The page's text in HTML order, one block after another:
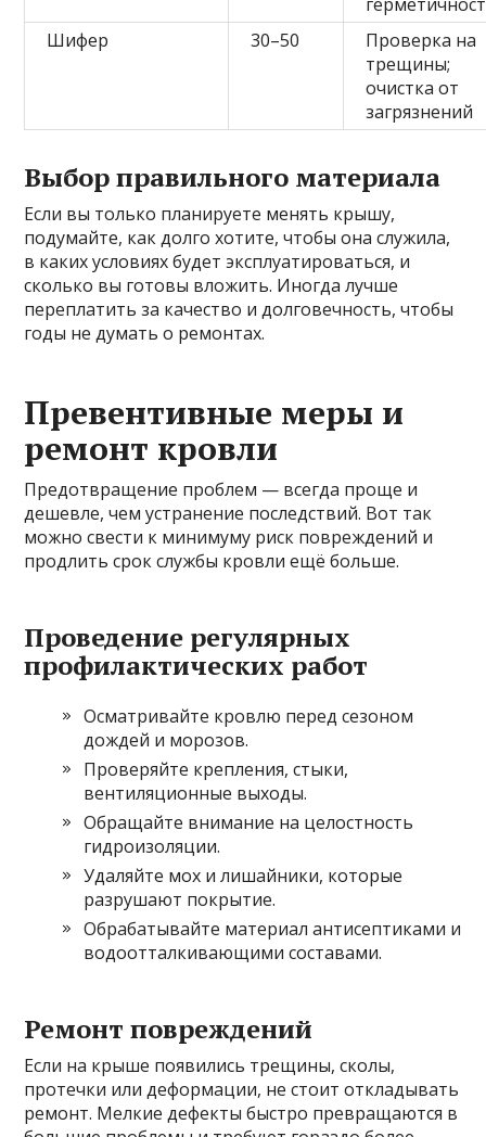
Шифер
30–50
Проверка на
трещины;
очистка от
загрязнений
Выбор правильного материала
Если вы только планируете менять крышу,
подумайте, как долго хотите, чтобы она служила,
в каких условиях будет эксплуатироваться, и
сколько вы готовы вложить. Иногда лучше
переплатить за качество и долговечность, чтобы
годы не думать о ремонтах.
Превентивные меры и
ремонт кровли
Предотвращение проблем — всегда проще и
дешевле, чем устранение последствий. Вот так
можно свести к минимуму риск повреждений и
продлить срок службы кровли ещё больше.
Проведение регулярных
профилактических работ
Осматривайте кровлю перед сезоном
дождей и морозов.
Проверяйте крепления, стыки,
вентиляционные выходы.
Обращайте внимание на целостность
гидроизоляции.
Удаляйте мох и лишайники, которые
разрушают покрытие.
Обрабатывайте материал антисептиками и
водоотталкивающими составами.
Ремонт повреждений
Если на крыше появились трещины, сколы,
протечки или деформации, не стоит откладывать
ремонт. Мелкие дефекты быстро превращаются в